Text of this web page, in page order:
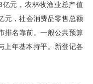
元，农林牧渔业总产值
元，社会消费品零售总额
排名靠前。一般公共预算
上年基本持平。新登记各